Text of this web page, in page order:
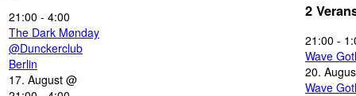
21:00 - 4:00
The Dark Mønday
@Dunckerclub
Berlin
17. August @
2
21:00 -
Wave
20.
Wave